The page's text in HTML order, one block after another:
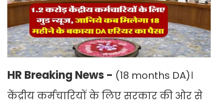
HR Breaking News - (18 months DA)।
केंद्रीय कर्मचारियों के लिए सरकार की ओर से